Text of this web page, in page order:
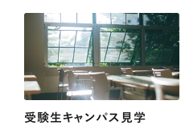
受験生キャンパス見学